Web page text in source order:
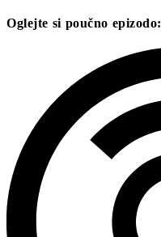
Oglejte si poučno epizodo: